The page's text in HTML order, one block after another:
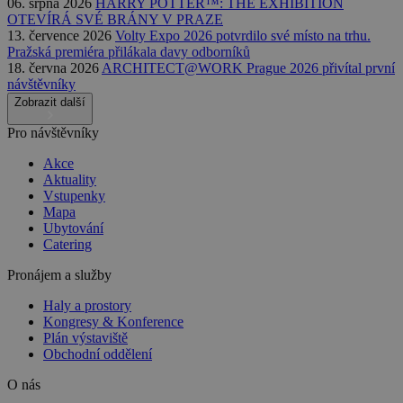
OTEVÍRÁ SVÉ BRÁNY V PRAZE
13. července 2026 Volty Expo 2026 potvrdilo své místo na trhu.
Pražská premiéra přilákala davy odborníků
18. června 2026 ARCHITECT@WORK Prague 2026 přivítal první
návštěvníky
Zobrazit další
Pro návštěvníky
Akce
Aktuality
Vstupenky
Mapa
Ubytování
Catering
Pronájem a služby
Haly a prostory
Kongresy & Konference
Plán výstaviště
Obchodní oddělení
O nás